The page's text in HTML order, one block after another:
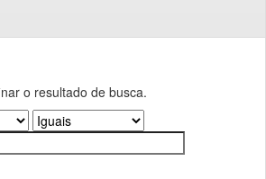
o resultado de busca.